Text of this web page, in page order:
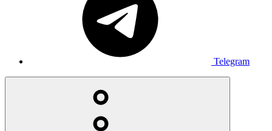
Telegram